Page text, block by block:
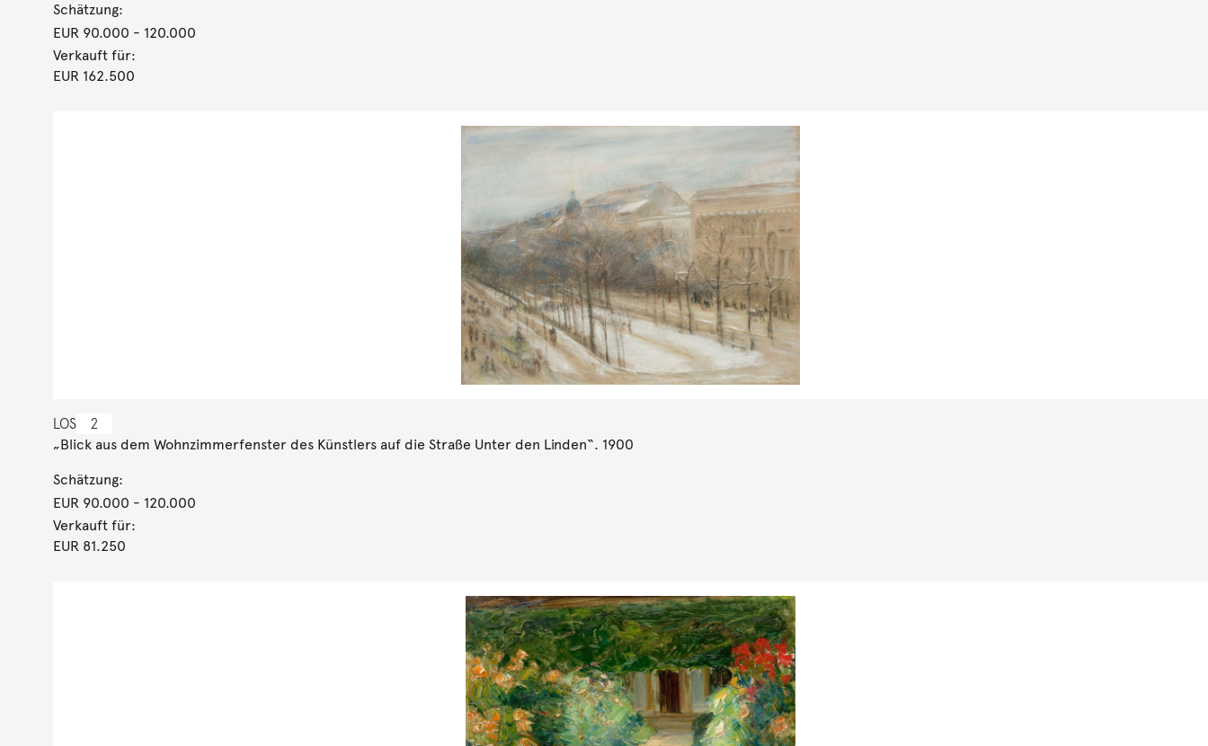
Schätzung:
EUR 90.000 - 120.000
Verkauft für:
EUR 162.500
LOS 2
„Blick aus dem Wohnzimmerfenster des Künstlers auf die Straße Unter den Linden“. 1900
Schätzung:
EUR 90.000 - 120.000
Verkauft für:
EUR 81.250